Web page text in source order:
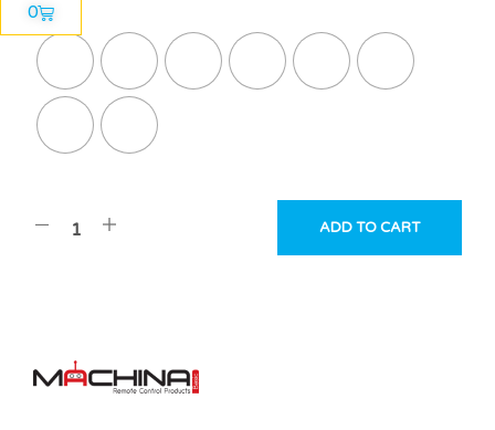
0צבע
ADD TO CART